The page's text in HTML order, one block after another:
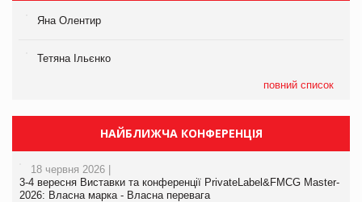
Яна Олентир
Тетяна Ільєнко
повний список
НАЙБЛИЖЧА КОНФЕРЕНЦІЯ
18 червня 2026 |
3-4 вересня Виставки та конференції PrivateLabel&FMCG Master-
2026: Власна марка - Власна перевага